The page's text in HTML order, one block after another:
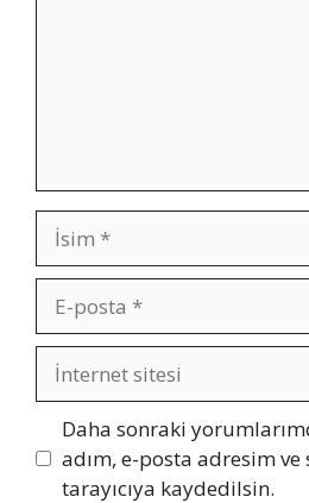
İsim
posta
İnternet
sitesi
Daha sonraki
adım, e-posta adresim
tarayıcıya kaydedilsin.